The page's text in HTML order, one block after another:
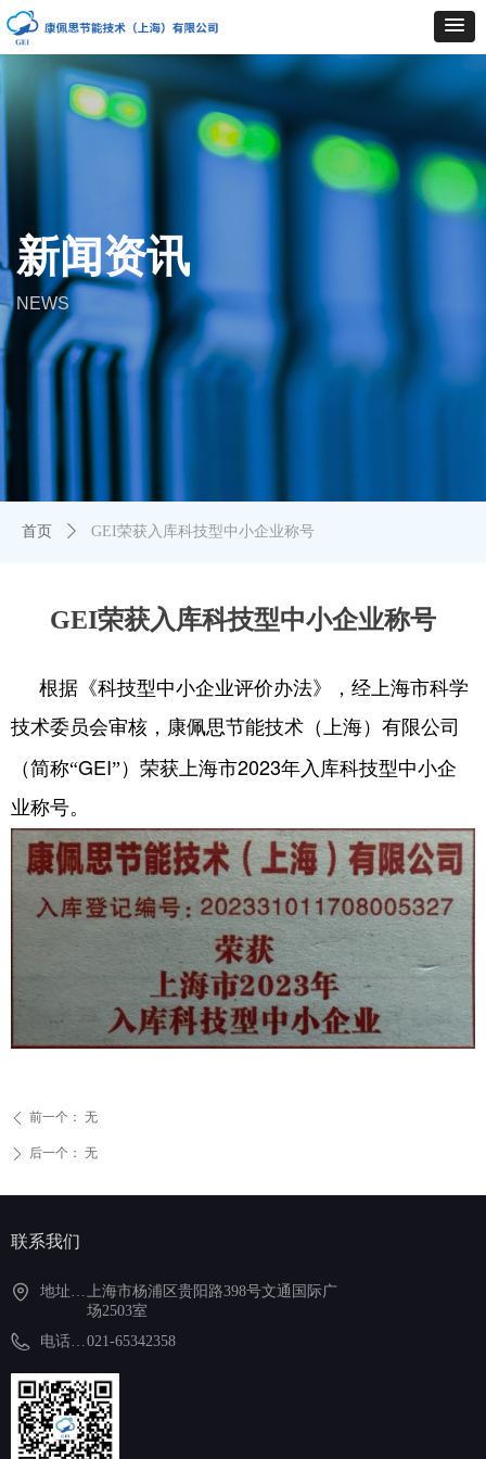
GEI荣获入库科技型中小企业称号
根据《科技型中小企业评价办法》，经上海市科学
技术委员会审核，康佩思节能技术（上海）有限公司
（简称“GEI”）荣获上海市2023年入库科技型中小企
业称号。
首页 ꄲ GEI荣获入库科技型中小企业称号
新闻资讯
NEWS
ꄴ 前一个： 无
ꄲ 后一个： 无
联系我们
地址：上海市杨浦区贵阳路398号文通国际广场2503室
上海市杨浦区贵阳路398号文通国际广
场2503室
电话021-65342358
021-65342358